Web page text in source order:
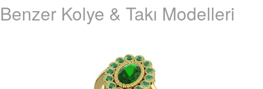
Benzer Kolye & Takı Modelleri